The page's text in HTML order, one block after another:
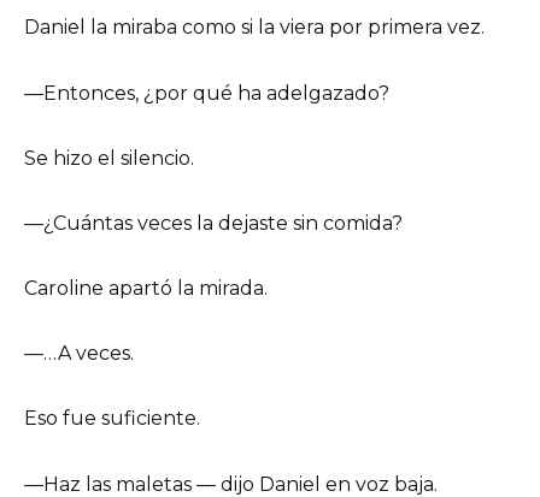
Daniel la miraba como si la viera por primera vez.
—Entonces, ¿por qué ha adelgazado?
Se hizo el silencio.
—¿Cuántas veces la dejaste sin comida?
Caroline apartó la mirada.
—…A veces.
Eso fue suficiente.
—Haz las maletas — dijo Daniel en voz baja.